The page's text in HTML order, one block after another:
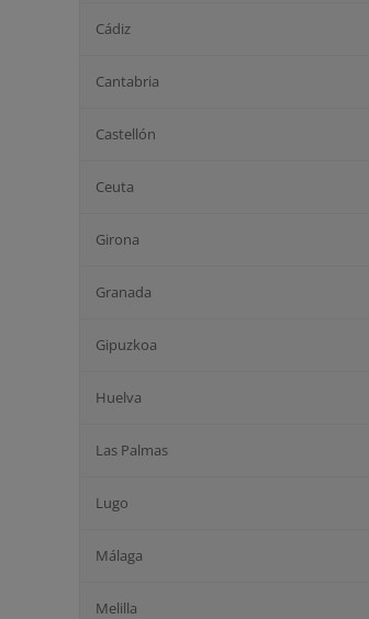
Cádiz
Cantabria
Castellón
Ceuta
Girona
Granada
Gipuzkoa
Huelva
Las Palmas
Lugo
Málaga
Melilla